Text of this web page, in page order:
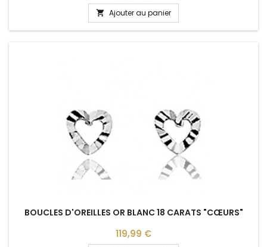
 Ajouter au panier
BOUCLES D'OREILLES OR BLANC 18 CARATS "CŒURS"
Prix
119,99 €